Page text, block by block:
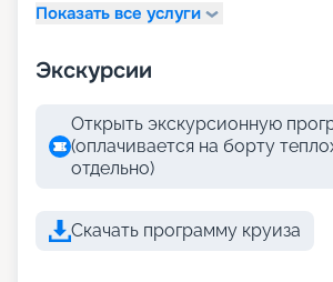
Показать все услуги
Экскурсии
Открыть экскурсионную
(оплачивается на борту
отдельно)
Скачать программу круиза